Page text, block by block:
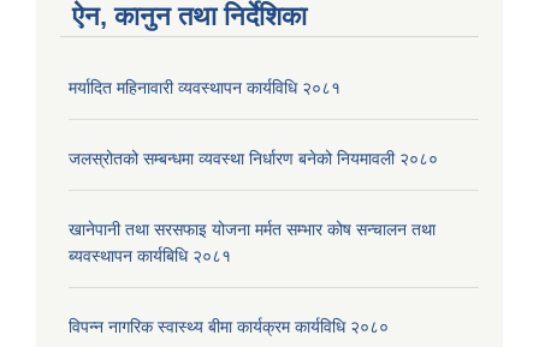
ऐन, कानुन तथा निर्देशिका
मर्यादित महिनावारी व्यवस्थापन कार्यविधि २०८१
जलस्रोतको सम्बन्धमा व्यवस्था निर्धारण बनेको नियमावली २०८०
खानेपानी तथा सरसफाइ योजना मर्मत सम्भार कोष सन्चालन तथा
ब्यवस्थापन कार्यबिधि २०८१
विपन्न नागरिक स्वास्थ्य बीमा कार्यक्रम कार्यविधि २०८०